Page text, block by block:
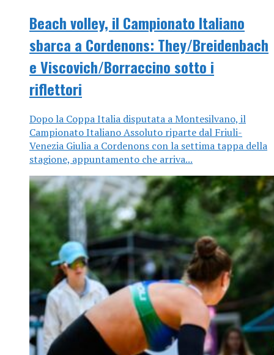
Beach volley, il Campionato Italiano
sbarca a Cordenons: They/Breidenbach
e Viscovich/Borraccino sotto i
riflettori
Dopo la Coppa Italia disputata a Montesilvano, il
Campionato Italiano Assoluto riparte dal Friuli-
Venezia Giulia a Cordenons con la settima tappa della
stagione, appuntamento che arriva...